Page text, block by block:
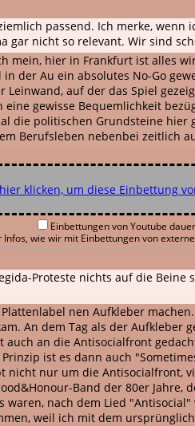
passend. Ich merke,
gar nicht so relevant. Wir sind
mein, hier in Frankfurt ist alles
der Au ein absolutes No-Go
Leinwand, auf der das Spiel
gewisse Bequemlichkeit
die politischen Grundsteine
Berufsleben nebenbei zeitlich
klicken, um diese Einbettung
Einbettungen von Youtube
Infos, wie wir mit Einbettungen von
Proteste nichts auf die
nen Aufkleber
An dem Tag als der
auch an die Antisocialfront
ist es dann auch
nur um die Antisocialfront,
Band der 80er
nach dem Lied
weil ich mit dem